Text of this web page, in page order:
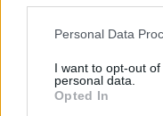
Please note that this
not limited to your visit
grant or deny consent
use your data for
Personal Data
I want to opt-out
personal data.
Opted In
και ένα